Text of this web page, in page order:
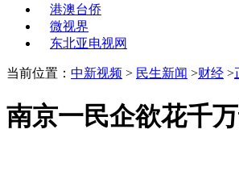
港澳台侨
微视界
东北亚电视网
当前位置： 中新视频 > 民生新闻 >财经 >
南京一民企欲花千